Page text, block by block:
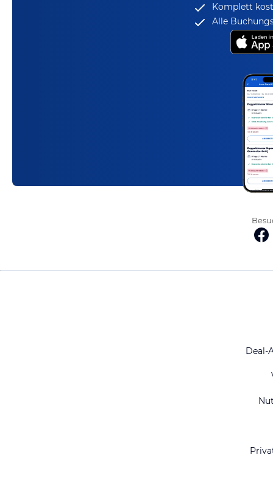
Komplett
Alle
Deal-